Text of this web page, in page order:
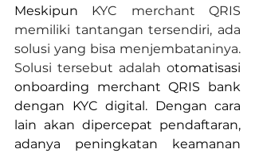
Meskipun
KYC merchant QRIS
memiliki tantangan tersendiri, ada
solusi yang bisa menjembataninya.
Solusi tersebut adalah otomatisasi
onboarding merchant QRIS bank
dengan KYC digital. Dengan cara
lain akan dipercepat pendaftaran,
adanya peningkatan keamanan